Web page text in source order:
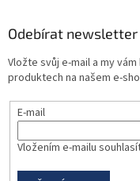
Odebírat newsletter
Vložte svůj e-mail a my
produktech na našem e-
E-mail
Vložením e-mailu